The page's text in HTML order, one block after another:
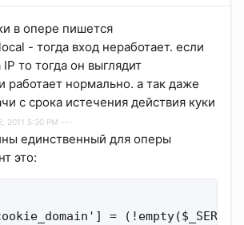
в опере пишется
- тогда вход неработает. если
то тогда он выглядит
работает нормально. а так даже
с срока истечения действия куки
2011 5:30 PM ---
единственный для оперы
это:
=